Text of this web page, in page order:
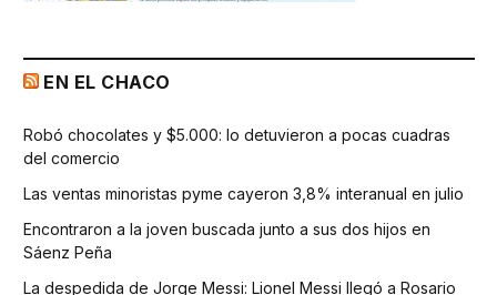
EN EL CHACO
Robó chocolates y $5.000: lo detuvieron a pocas cuadras
del comercio
Las ventas minoristas pyme cayeron 3,8% interanual en julio
Encontraron a la joven buscada junto a sus dos hijos en
Sáenz Peña
La despedida de Jorge Messi: Lionel Messi llegó a Rosario